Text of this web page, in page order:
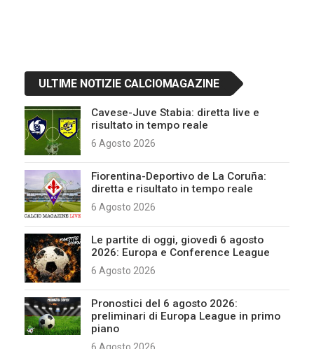
ULTIME NOTIZIE CALCIOMAGAZINE
Cavese-Juve Stabia: diretta live e
risultato in tempo reale
6 Agosto 2026
Fiorentina-Deportivo de La Coruña:
diretta e risultato in tempo reale
6 Agosto 2026
Le partite di oggi, giovedì 6 agosto
2026: Europa e Conference League
6 Agosto 2026
Pronostici del 6 agosto 2026:
preliminari di Europa League in primo
piano